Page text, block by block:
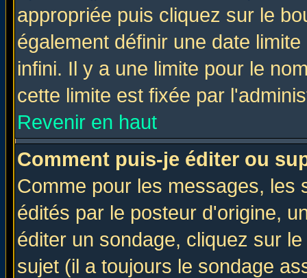
appropriée puis cliquez sur le
également définir une date
infini. Il y a une limite pour le
cette limite est fixée par
Revenir en haut
Comment puis-je éditer ou
Comme pour les messages, les
édités par le posteur d'origine,
éditer un sondage, cliquez sur
sujet (il a toujours le sondage